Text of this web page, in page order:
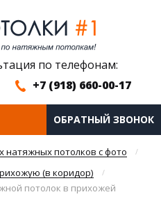
по телефонам:
+7 (918) 660-00-17
ОБРАТНЫЙ ЗВОНОК
натяжных потолков с фото
(в коридор)
потолок в прихожей